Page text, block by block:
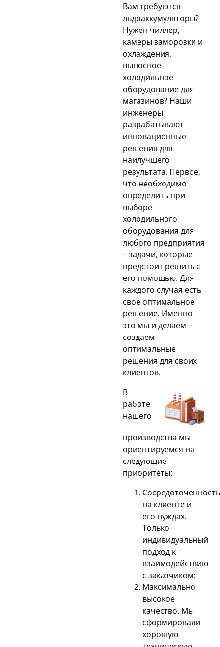
Вам требуются
льдоаккумуляторы?
Нужен чиллер,
камеры заморозки и
охлаждения,
выносное
холодильное
оборудование для
магазинов? Наши
инженеры
разрабатывают
инновационные
решения для
наилучшего
результата. Первое,
что необходимо
определить при
выборе
холодильного
оборудования для
любого предприятия
– задачи, которые
предстоит решить с
его помощью. Для
каждого случая есть
свое оптимальное
решение. Именно
это мы и делаем –
создаем
оптимальные
решения для своих
клиентов.
В
работе
нашего
производства мы
ориентируемся на
следующие
приоритеты:
Сосредоточенность
на клиенте и
его нуждах.
Только
индивидуальный
подход к
взаимодействию
с заказчиком;
Максимально
высокое
качество. Мы
сформировали
хорошую